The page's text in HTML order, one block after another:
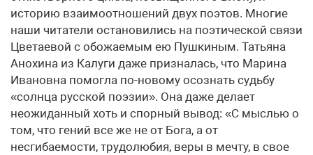
историю взаимоотношений двух поэтов. Многие
наши читатели остановились на поэтической связи
Цветаевой с обожаемым ею Пушкиным. Татьяна
Анохина из Калуги даже призналась, что Марина
Ивановна помогла по-новому осознать судьбу
«солнца русской поэзии». Она даже делает
неожиданный хоть и спорный вывод: «С мыслью о
том, что гений все же не от Бога, а от
несгибаемости, трудолюбия, веры в мечту, в свое